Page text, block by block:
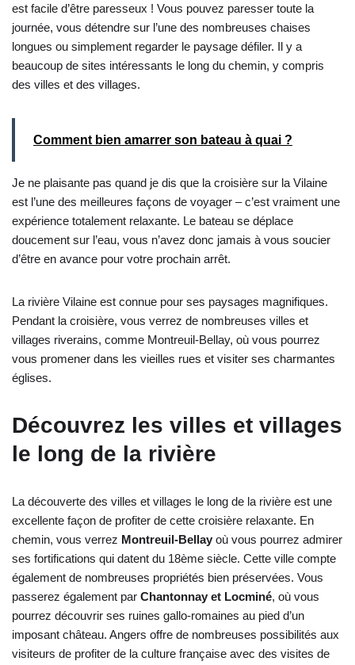
est facile d’être paresseux ! Vous pouvez paresser toute la
journée, vous détendre sur l’une des nombreuses chaises
longues ou simplement regarder le paysage défiler. Il y a
beaucoup de sites intéressants le long du chemin, y compris
des villes et des villages.
Comment bien amarrer son bateau à quai ?
Je ne plaisante pas quand je dis que la croisière sur la Vilaine
est l’une des meilleures façons de voyager – c’est vraiment une
expérience totalement relaxante. Le bateau se déplace
doucement sur l’eau, vous n’avez donc jamais à vous soucier
d’être en avance pour votre prochain arrêt.
La rivière Vilaine est connue pour ses paysages magnifiques.
Pendant la croisière, vous verrez de nombreuses villes et
villages riverains, comme Montreuil-Bellay, où vous pourrez
vous promener dans les vieilles rues et visiter ses charmantes
églises.
Découvrez les villes et villages
le long de la rivière
La découverte des villes et villages le long de la rivière est une
excellente façon de profiter de cette croisière relaxante. En
chemin, vous verrez Montreuil-Bellay où vous pourrez admirer
ses fortifications qui datent du 18ème siècle. Cette ville compte
également de nombreuses propriétés bien préservées. Vous
passerez également par Chantonnay et Locminé, où vous
pourrez découvrir ses ruines gallo-romaines au pied d’un
imposant château. Angers offre de nombreuses possibilités aux
visiteurs de profiter de la culture française avec des visites de